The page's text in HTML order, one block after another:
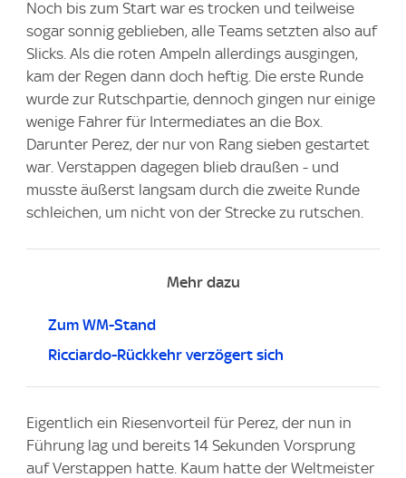
Noch bis zum Start war es trocken und teilweise
sogar sonnig geblieben, alle Teams setzten also auf
Slicks. Als die roten Ampeln allerdings ausgingen,
kam der Regen dann doch heftig. Die erste Runde
wurde zur Rutschpartie, dennoch gingen nur einige
wenige Fahrer für Intermediates an die Box.
Darunter Perez, der nur von Rang sieben gestartet
war. Verstappen dagegen blieb draußen - und
musste äußerst langsam durch die zweite Runde
schleichen, um nicht von der Strecke zu rutschen.
Mehr dazu
Zum WM-Stand
Ricciardo-Rückkehr verzögert sich
Eigentlich ein Riesenvorteil für Perez, der nun in
Führung lag und bereits 14 Sekunden Vorsprung
auf Verstappen hatte. Kaum hatte der Weltmeister